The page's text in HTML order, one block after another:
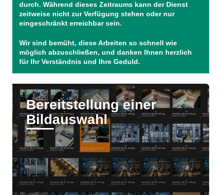
durch. Während dieses Zeitraums kann der Dienst
zeitweise nicht zur Verfügung stehen oder nur
eingeschränkt erreichbar sein.
Wir sind bemüht, diese Arbeiten so schnell wie
möglich abzuschließen, und danken Ihnen herzlich
für Ihr Verständnis und Ihre Geduld.
Bereitstellung einer
Bildauswahl